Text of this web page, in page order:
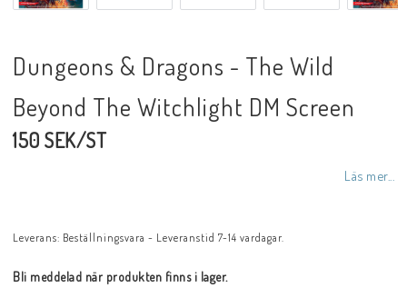
Dungeons & Dragons - The Wild
Beyond The Witchlight DM Screen
150 SEK/ST
Läs mer...
Leverans: Beställningsvara - Leveranstid 7-14 vardagar.
Bli meddelad när produkten finns i lager.